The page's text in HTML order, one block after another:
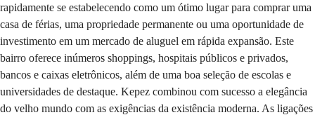
rapidamente se estabelecendo como um ótimo lugar para comprar uma
casa de férias, uma propriedade permanente ou uma oportunidade de
investimento em um mercado de aluguel em rápida expansão. Este
bairro oferece inúmeros shoppings, hospitais públicos e privados,
bancos e caixas eletrônicos, além de uma boa seleção de escolas e
universidades de destaque. Kepez combinou com sucesso a elegância
do velho mundo com as exigências da existência moderna. As ligações